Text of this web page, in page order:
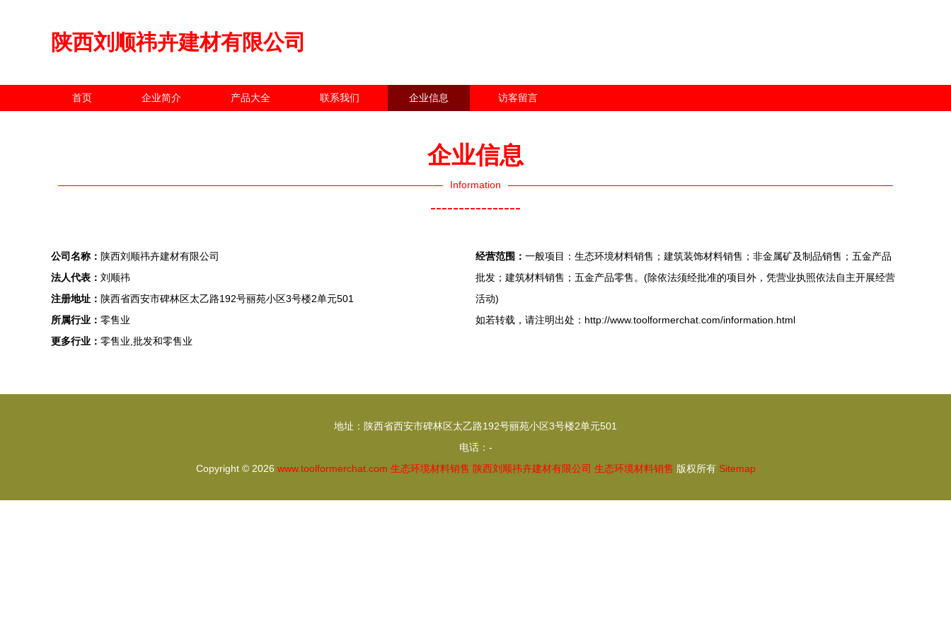
陕西刘顺祎卉建材有限公司
首页 企业简介 产品大全 联系我们 企业信息 访客留言
企业信息
Information
----------------
公司名称： 陕西刘顺祎卉建材有限公司
法人代表： 刘顺祎
注册地址： 陕西省西安市碑林区太乙路192号丽苑小区3号楼2单元501
所属行业： 零售业
更多行业： 零售业,批发和零售业
经营范围： 一般项目：生态环境材料销售；建筑装饰材料销售；非金属矿及制品销售；五金产品
批发；建筑材料销售；五金产品零售。(除依法须经批准的项目外，凭营业执照依法自主开展经营
活动)
如若转载，请注明出处：http://www.toolformerchat.com/information.html
地址：陕西省西安市碑林区太乙路192号丽苑小区3号楼2单元501
电话：-
Copyright © 2026 www.toolformerchat.com 生态环境材料销售 陕西刘顺祎卉建材有限公司 生态环境材料销售 版权所有 Sitemap